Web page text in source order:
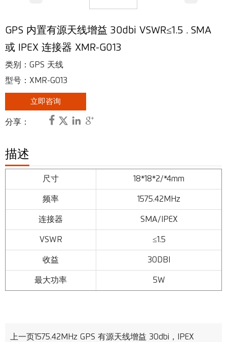
射频连接器
GPS 内置有源天线增益 30dbi VSWR≤1.5 . SMA
或 IPEX 连接器 XMR-G013
类别：GPS 天线
型号：XMR-G013
立即咨询
分享：    
描述
尺寸 18*18*2/*4mm
频率 1575.42MHz
连接器 SMA/IPEX
VSWR ≤1.5
收益 30DBI
最大功率 5W
上一页1575.42MHz GPS 有源天线增益 30dbi，IPEX